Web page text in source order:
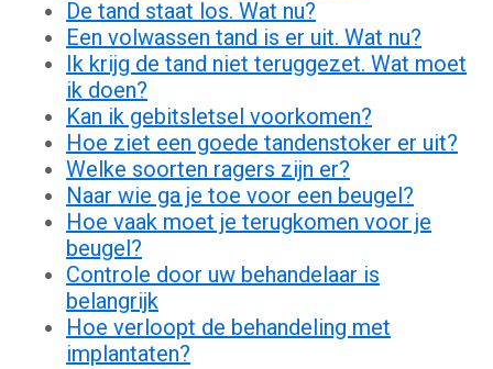
De tand staat los. Wat nu?
Een volwassen tand is er uit. Wat nu?
Ik krijg de tand niet teruggezet. Wat moet
ik doen?
Kan ik gebitsletsel voorkomen?
Hoe ziet een goede tandenstoker er uit?
Welke soorten ragers zijn er?
Naar wie ga je toe voor een beugel?
Hoe vaak moet je terugkomen voor je
beugel?
Controle door uw behandelaar is
belangrijk
Hoe verloopt de behandeling met
implantaten?